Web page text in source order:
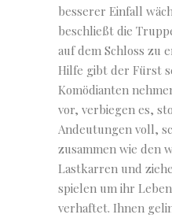
besserer Einfall
beschließt die
auf dem Schloss zu
Hilfe gibt der Fürst
Komödianten
vor, verbiegen es,
Andeutungen voll,
zusammen wie den
Lastkarren und
spielen um ihr
verhaftet. Ihnen